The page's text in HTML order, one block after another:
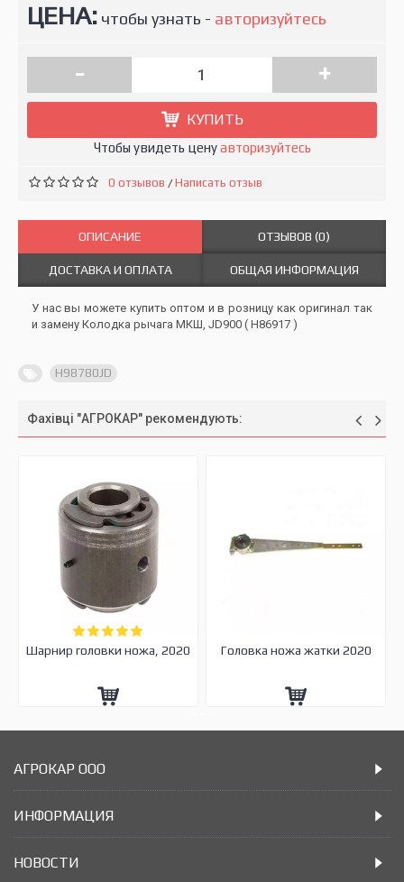
ЦЕНА: чтобы узнать - авторизуйтесь
- +
КУПИТЬ
Чтобы увидеть ценуавторизуйтесь
0 отзывов /Написать отзыв
ОПИСАНИЕ ОТЗЫВОВ (0)
ДОСТАВКА И ОПЛАТА ОБЩАЯ ИНФОРМАЦИЯ
У нас вы можете купить оптом и в розницу как оригинал так
и замену Колодка рычага МКШ, JD900 ( Н86917 )
H98780JD
Фахівці "АГРОКАР" рекомендують:
Шарнир головки ножа, 2020 Головка ножа жатки 2020
АГРОКАР ООО
ИНФОРМАЦИЯ
НОВОСТИ